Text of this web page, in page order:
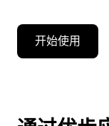
开始使用